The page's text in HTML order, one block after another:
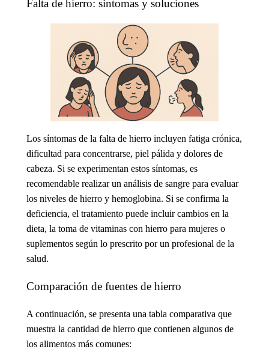
Falta de hierro: síntomas y soluciones
Los síntomas de la falta de hierro incluyen fatiga crónica,
dificultad para concentrarse, piel pálida y dolores de
cabeza. Si se experimentan estos síntomas, es
recomendable realizar un análisis de sangre para evaluar
los niveles de hierro y hemoglobina. Si se confirma la
deficiencia, el tratamiento puede incluir cambios en la
dieta, la toma de vitaminas con hierro para mujeres o
suplementos según lo prescrito por un profesional de la
salud.
Comparación de fuentes de hierro
A continuación, se presenta una tabla comparativa que
muestra la cantidad de hierro que contienen algunos de
los alimentos más comunes: